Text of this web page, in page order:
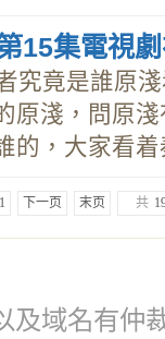
15集電視
究竟是誰原
原淺，問原
的，大家看着
下一页 末页 共
及域名有仲